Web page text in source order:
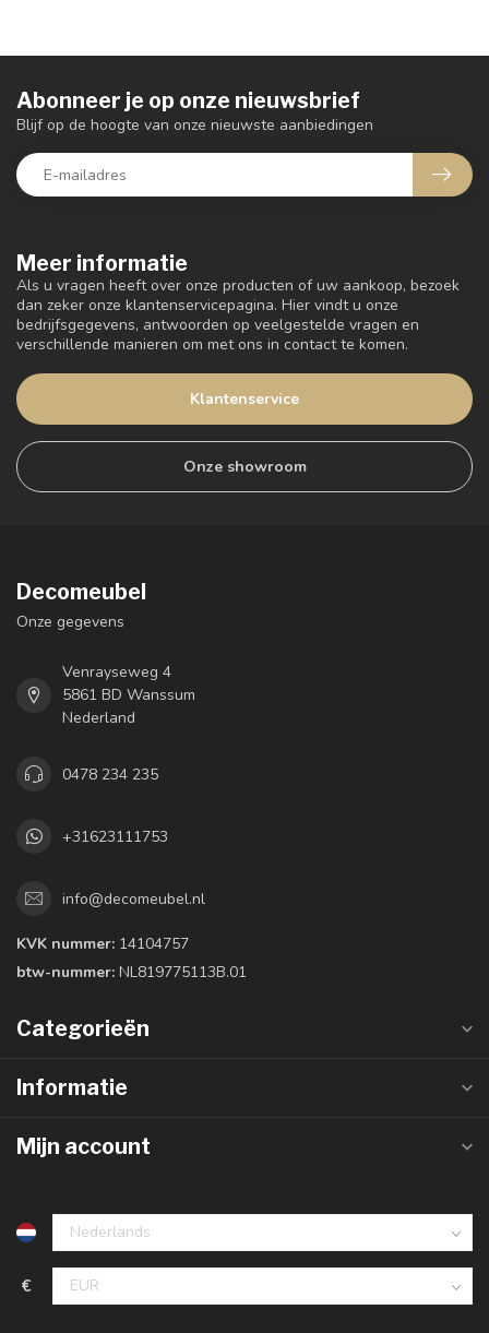
Meer informatie
Als u vragen heeft over onze producten of uw aankoop, bezoek
dan zeker onze klantenservicepagina. Hier vindt u onze
bedrijfsgegevens, antwoorden op veelgestelde vragen en
verschillende manieren om met ons in contact te komen.
Klantenservice
Onze showroom
Abonneer je op onze nieuwsbrief
Blijf op de hoogte van onze nieuwste aanbiedingen
Decomeubel
Onze gegevens
Venrayseweg 4
5861 BD Wanssum
Nederland
0478 234 235
+31623111753
info@decomeubel.nl
KVK nummer: 14104757
btw-nummer: NL819775113B.01
Categorieën
Informatie
Mijn account
€